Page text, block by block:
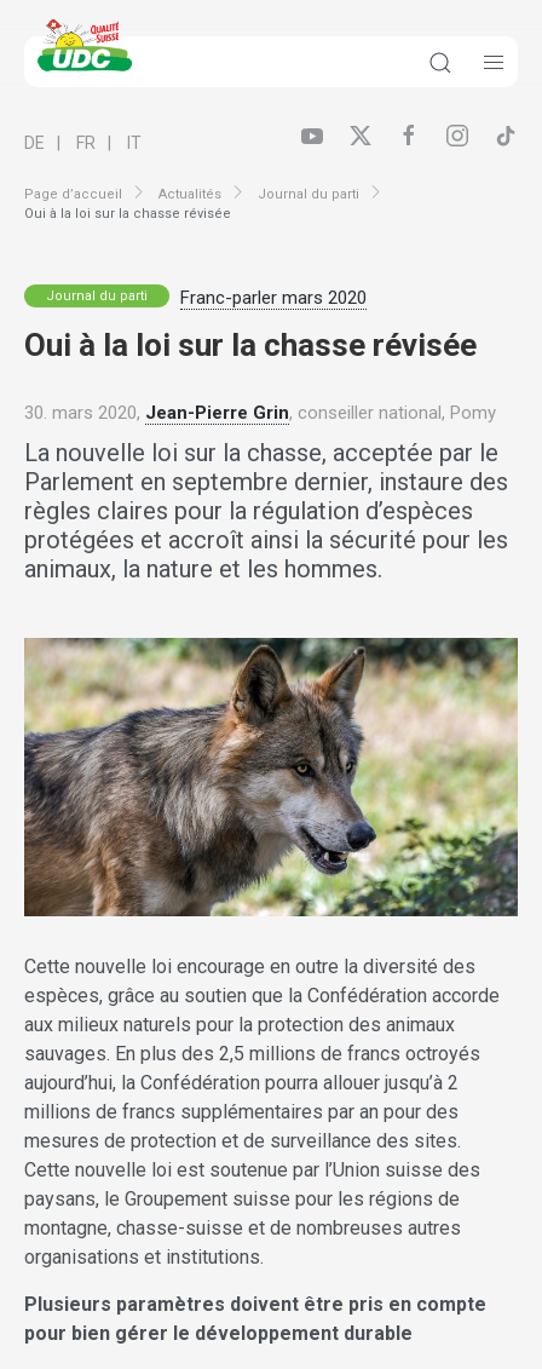
Page d’accueil Actualités
Journal du parti
Oui à la loi sur la chasse révisée
DE FR IT
Journal du parti Franc-parler mars 2020
Oui à la loi sur la chasse révisée
30. mars 2020, Jean-Pierre Grin, conseiller national, Pomy
La nouvelle loi sur la chasse, acceptée par le
Parlement en septembre dernier, instaure des
règles claires pour la régulation d’espèces
protégées et accroît ainsi la sécurité pour les
animaux, la nature et les hommes.
Cette nouvelle loi encourage en outre la diversité des
espèces, grâce au soutien que la Confédération accorde
aux milieux naturels pour la protection des animaux
sauvages. En plus des 2,5 millions de francs octroyés
aujourd’hui, la Confédération pourra allouer jusqu’à 2
millions de francs supplémentaires par an pour des
mesures de protection et de surveillance des sites.
Cette nouvelle loi est soutenue par l’Union suisse des
paysans, le Groupement suisse pour les régions de
montagne, chasse-suisse et de nombreuses autres
organisations et institutions.
Plusieurs paramètres doivent être pris en compte
pour bien gérer le développement durable